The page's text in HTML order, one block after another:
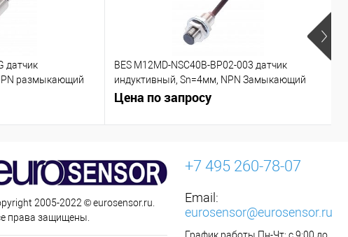
датчик
размыкающий
BES M12MD-NSC40B-BP02-003 датчик
индуктивный, Sn=4мм, NPN Замыкающий
контакт (NO)
Цена по запросу
2005-2022 © eurosensor.ru.
права защищены.
+7 495 260-78-07
Email:
eurosensor@eurosensor.ru